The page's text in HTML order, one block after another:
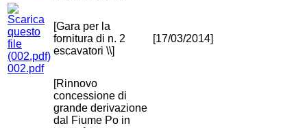
002.pdf
[Gara per la
fornitura di n. 2
escavatori \\]
[17/03/2014]
[Rinnovo
concessione di
grande derivazione
dal Fiume Po in